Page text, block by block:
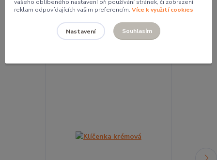
Související zboží 4
vašeho oblíbeného nastavení při používání stránek, či zobrazení
reklam odpovídajících vašim preferencím. Více k využití cookies
Nastavení Souhlasím